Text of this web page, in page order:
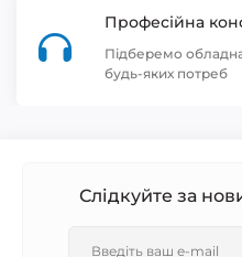
Професійна
Підберемо
будь-яких потреб
Слідкуйте за